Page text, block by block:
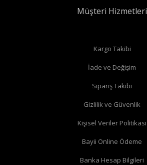
Düz radyatör vanalarındaMüşteri Hizmetleri
Kargo Takibi
İade ve Değişim
Sipariş Takibi
Gizlilik ve Güvenlik
Kişisel Veriler Politikası
Bayii Online Ödeme
Banka Hesap Bilgileri